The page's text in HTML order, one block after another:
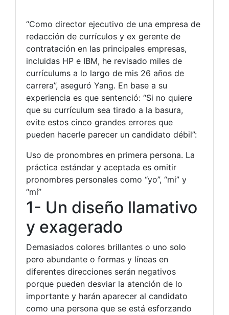
“Como director ejecutivo de una empresa de
redacción de currículos y ex gerente de
contratación en las principales empresas,
incluidas HP e IBM, he revisado miles de
currículums a lo largo de mis 26 años de
carrera”, aseguró Yang. En base a su
experiencia es que sentenció: “Si no quiere
que su currículum sea tirado a la basura,
evite estos cinco grandes errores que
pueden hacerle parecer un candidato débil”:
Uso de pronombres en primera persona. La
práctica estándar y aceptada es omitir
pronombres personales como “yo”, “mi” y
“mí”
1- Un diseño llamativo
y exagerado
Demasiados colores brillantes o uno solo
pero abundante o formas y líneas en
diferentes direcciones serán negativos
porque pueden desviar la atención de lo
importante y harán aparecer al candidato
como una persona que se está esforzando